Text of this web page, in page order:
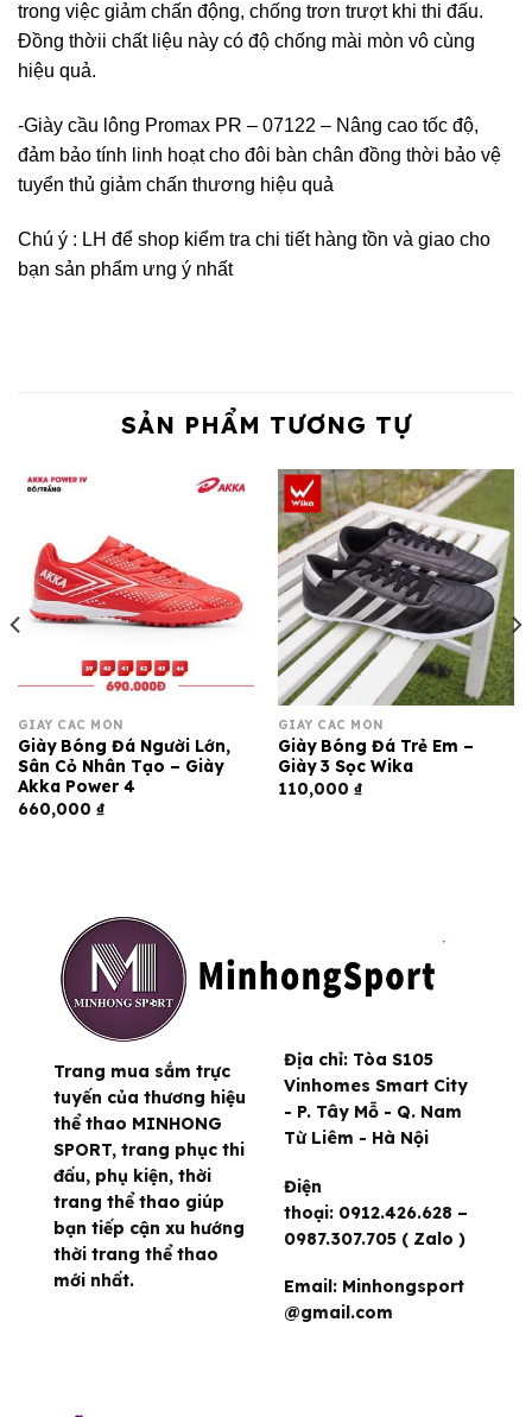
trong việc giảm chấn động, chống trơn trượt khi thi đấu.
Đồng thờii chất liệu này có độ chống mài mòn vô cùng
hiệu quả.
-Giày cầu lông Promax PR – 07122 – Nâng cao tốc độ,
đảm bảo tính linh hoạt cho đôi bàn chân đồng thời bảo vệ
tuyển thủ giảm chấn thương hiệu quả
Chú ý : LH để shop kiểm tra chi tiết hàng tồn và giao cho
bạn sản phẩm ưng ý nhất
SẢN PHẨM TƯƠNG TỰ
GIÀY CÁC MÔN
Giày Bóng Đá Người Lớn,
Sân Cỏ Nhân Tạo – Giày
Akka Power 4
660,000 ₫
GIÀY CÁC MÔN
Giày Bóng Đá Trẻ Em –
Giày 3 Sọc Wika
110,000 ₫
Trang mua sắm trực
tuyến của thương hiệu
thể thao MINHONG
SPORT, trang phục thi
đấu, phụ kiện, thời
trang thể thao giúp
bạn tiếp cận xu hướng
thời trang thể thao
mới nhất.
Địa chỉ: Tòa S105
Vinhomes Smart City
- P. Tây Mỗ - Q. Nam
Từ Liêm - Hà Nội
Điện
thoại: 0912.426.628 –
0987.307.705 ( Zalo )
Email: Minhongsport
@gmail.com